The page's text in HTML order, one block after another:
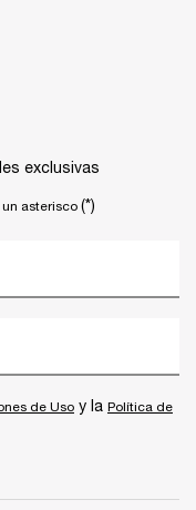
exclusivas
asterisco (*)
de Uso y la Política de